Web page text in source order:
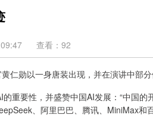
查看：92
勋以一身唐装出现，并在演讲中部分
要性，并盛赞中国AI发展：“中国的
、阿里巴巴、腾讯、MiniMax和